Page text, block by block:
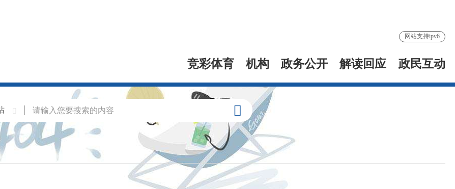
网站支持ipv6
竞彩体育 机构 政务公开 解读回应 政民互动